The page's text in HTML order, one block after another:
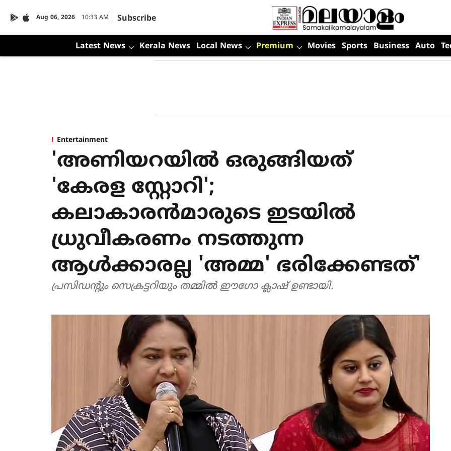
Aug 06, 2026 10:33 AM Subscribe
Latest News Kerala News Local News Premium Movies Sports Business Auto
Entertainment
'അണിയറയിൽ ഒരുങ്ങിയത്
'കേരള സ്റ്റോറി';
കലാകാരൻമാരുടെ ഇടയിൽ
ധ്രുവീകരണം നടത്തുന്ന
ആൾക്കാരല്ല 'അമ്മ' ഭരിക്കേണ്ടത്'
പ്രസിഡന്റും സെക്രട്ടറിയും തമ്മിൽ ഈ​ഗോ ക്ലാഷ് ഉണ്ടായി.